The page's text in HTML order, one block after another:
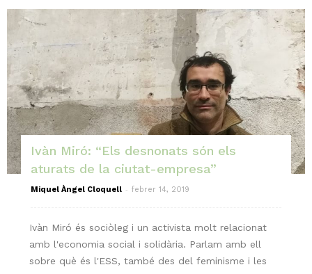
Ivàn Miró: “Els desnonats són els
aturats de la ciutat-empresa”
Miquel Àngel Cloquell - febrer 14, 2019
Ivàn Miró és sociòleg i un activista molt relacionat
amb l'economia social i solidària. Parlam amb ell
sobre què és l'ESS, també des del feminisme i les